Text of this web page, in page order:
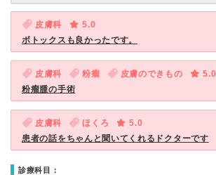
皮膚科
5.0
ボトックスも良かったです。
皮膚科 粉瘤 皮膚のできもの
5.0
粉瘤腫の手術
皮膚科 ほくろ
5.0
患者の話をちゃんと聞いてくれるドクターです
診療科目：